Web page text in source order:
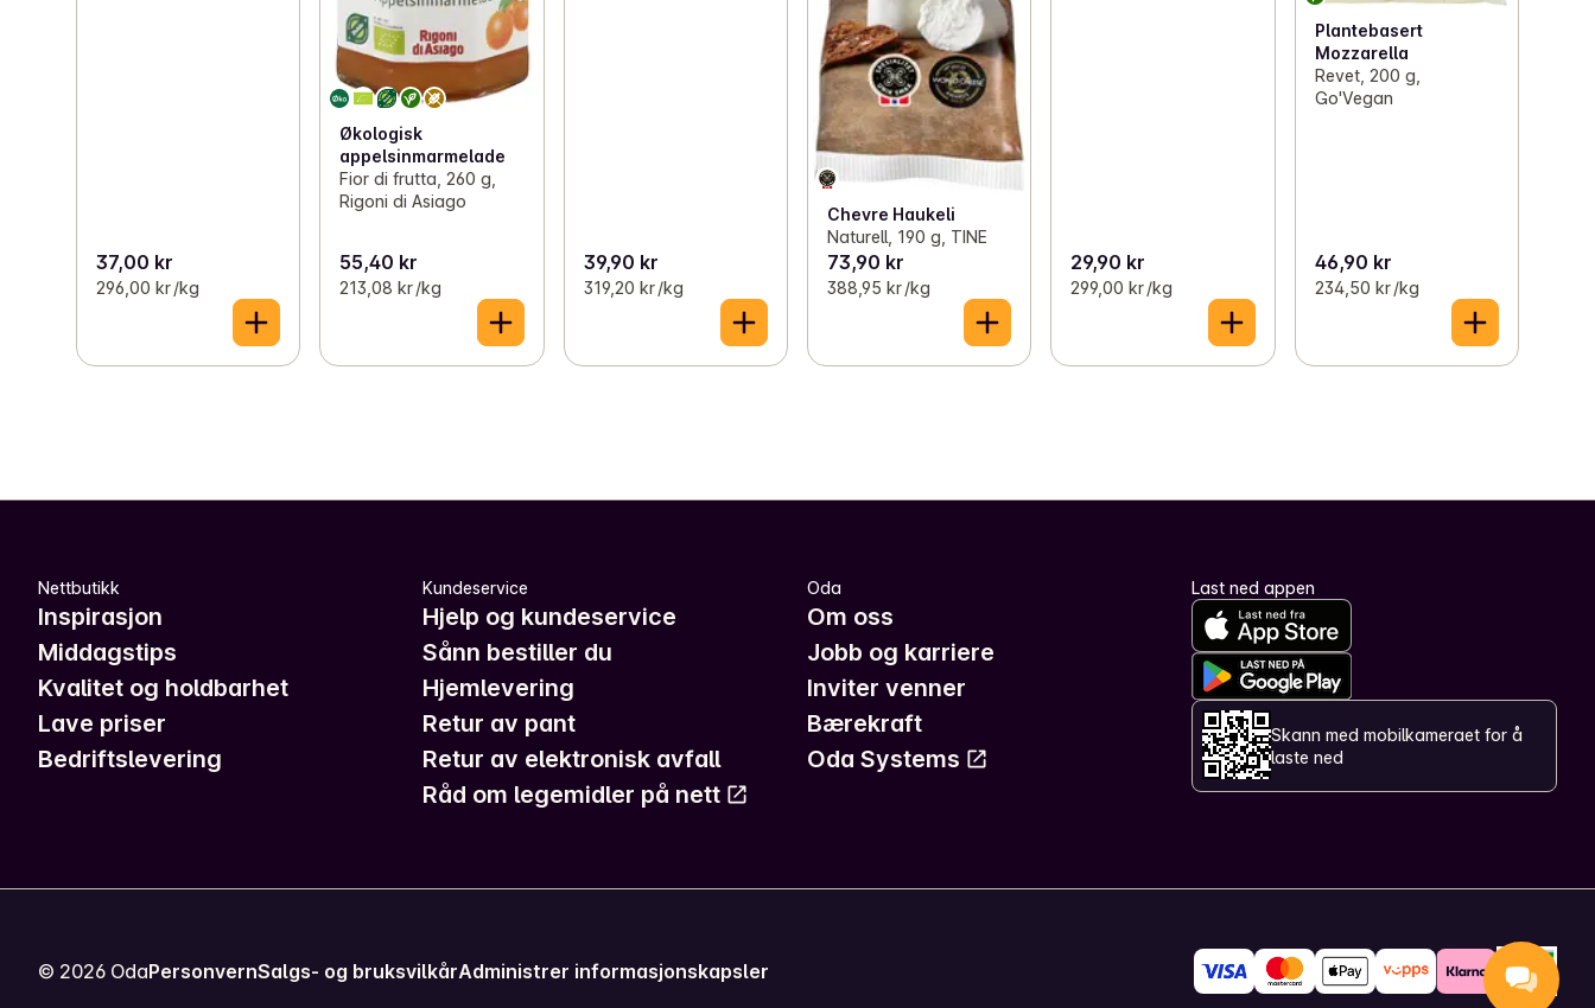
37,00 kr
296,00 kr /kg
Økologisk
appelsinmarmelade
Fior di frutta, 260 g,
Rigoni di Asiago
55,40 kr
213,08 kr /kg
39,90 kr
319,20 kr /kg
Chevre Haukeli
Naturell, 190 g, TINE
73,90 kr
388,95 kr /kg
29,90 kr
299,00 kr /kg
Plantebasert
Mozzarella
Revet, 200 g,
Go'Vegan
46,90 kr
234,50 kr /kg
Nettbutikk
Inspirasjon
Middagstips
Kvalitet og holdbarhet
Lave priser
Bedriftslevering
Kundeservice
Hjelp og kundeservice
Sånn bestiller du
Hjemlevering
Retur av pant
Retur av elektronisk avfall
Råd om legemidler på nett
Oda
Om oss
Jobb og karriere
Inviter venner
Bærekraft
Oda Systems
Last ned appen
Skann med mobilkameraet for å
laste ned
© 2026 OdaPersonvernSalgs- og bruksvilkårAdministrer informasjonskapsler